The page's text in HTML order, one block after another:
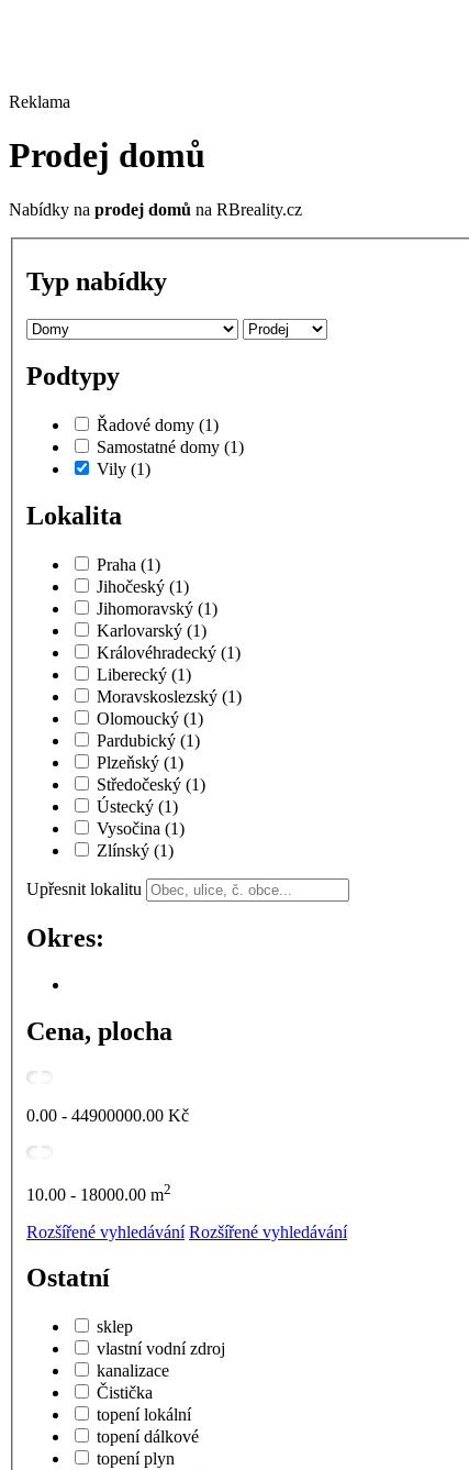
Reklama
Prodej domů
Nabídky na prodej domů na RBreality.cz
Typ nabídky
Podtypy
Řadové domy (1)
Samostatné domy (1)
Vily (1)
Lokalita
Praha (1)
Jihočeský (1)
Jihomoravský (1)
Karlovarský (1)
Královéhradecký (1)
Liberecký (1)
Moravskoslezský (1)
Olomoucký (1)
Pardubický (1)
Plzeňský (1)
Středočeský (1)
Ústecký (1)
Vysočina (1)
Zlínský (1)
Upřesnit lokalitu
Okres:
Cena, plocha
0.00 - 44900000.00 Kč
10.00 - 18000.00 m2
Rozšířené vyhledávání Rozšířené vyhledávání
Ostatní
sklep
vlastní vodní zdroj
kanalizace
Čistička
topení lokální
topení dálkové
topení plyn